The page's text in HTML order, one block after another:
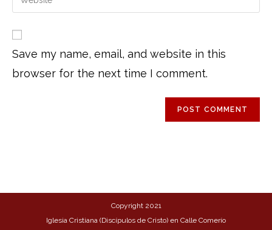
Save my name, email, and website in this
browser for the next time I comment.
Copyright 2021
Iglesia Cristiana (Discípulos de Cristo) en Calle Comerío